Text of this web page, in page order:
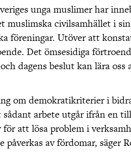
unga muslimer har
civilsamhället i
föreningar. Utöver att
Det ömsesidiga
dagens beslut kan lära
om demokratikriterier i
arbete utgår ifrån en
att lösa problem i
påverkas av fördomar, säger